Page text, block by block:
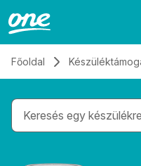
Főoldal
Gépelés közben